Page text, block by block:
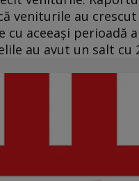
veniturile au crescut
cu aceeași perioadă
au avut un salt cu